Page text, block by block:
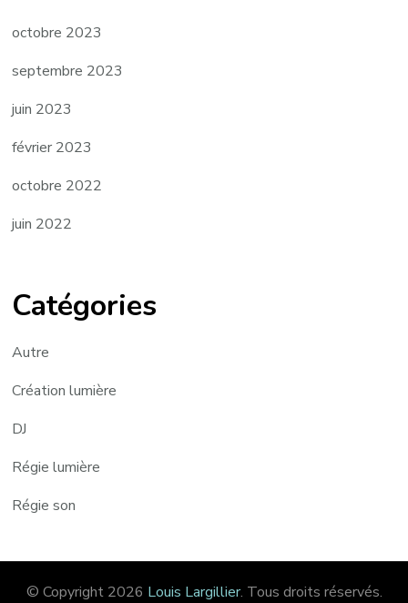
octobre 2023
septembre 2023
juin 2023
février 2023
octobre 2022
juin 2022
Catégories
Autre
Création lumière
DJ
Régie lumière
Régie son
© Copyright 2026 Louis Largillier. Tous droits réservés.